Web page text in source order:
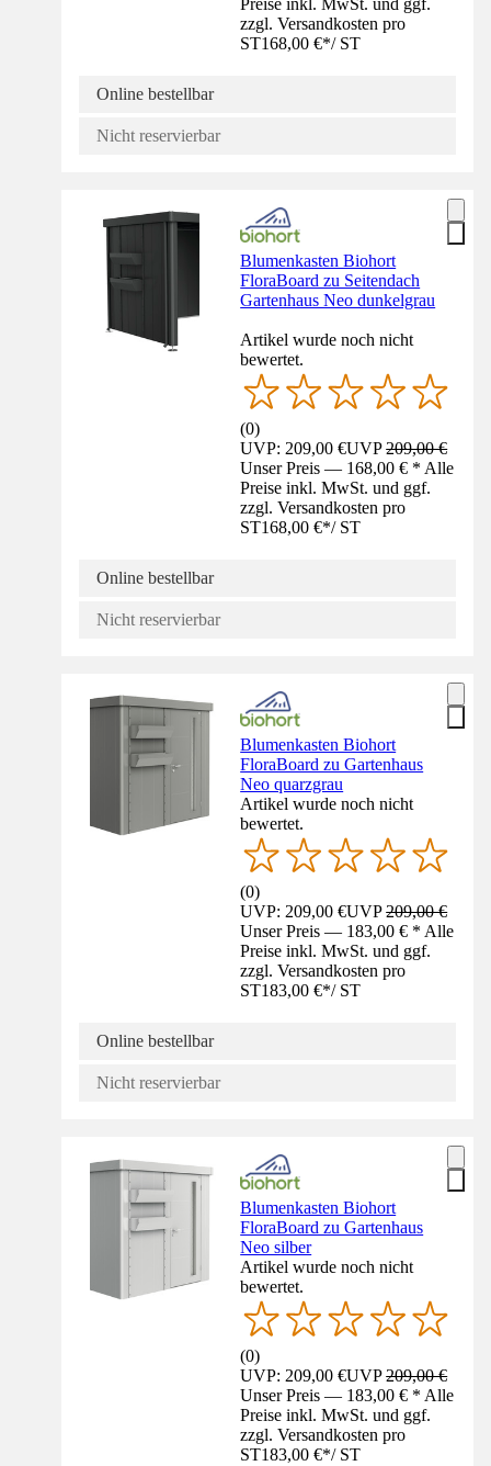
zzgl. Versandkosten pro
ST168,00 €*/ ST
Online bestellbar
Nicht reservierbar
Blumenkasten Biohort
FloraBoard zu Seitendach
Gartenhaus Neo dunkelgrau
Artikel wurde noch nicht
bewertet.
(0)
UVP: 209,00 €UVP209,00 €
Unser Preis — 168,00 € * Alle
Preise inkl. MwSt. und ggf.
zzgl. Versandkosten pro
ST168,00 €*/ ST
Online bestellbar
Nicht reservierbar
Blumenkasten Biohort
FloraBoard zu Gartenhaus
Neo quarzgrau
Artikel wurde noch nicht
bewertet.
(0)
UVP: 209,00 €UVP209,00 €
Unser Preis — 183,00 € * Alle
Preise inkl. MwSt. und ggf.
zzgl. Versandkosten pro
ST183,00 €*/ ST
Online bestellbar
Nicht reservierbar
Blumenkasten Biohort
FloraBoard zu Gartenhaus
Neo silber
Artikel wurde noch nicht
bewertet.
(0)
UVP: 209,00 €UVP209,00 €
Unser Preis — 183,00 € * Alle
Preise inkl. MwSt. und ggf.
zzgl. Versandkosten pro
ST183,00 €*/ ST